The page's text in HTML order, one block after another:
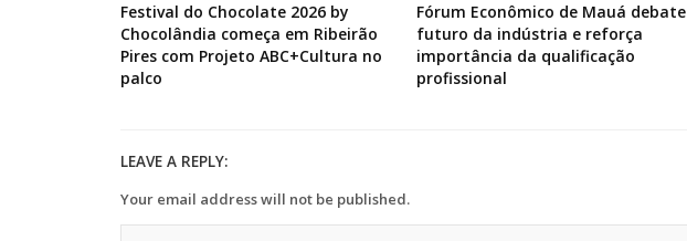
Festival do Chocolate 2026 by
Chocolândia começa em Ribeirão
Pires com Projeto ABC+Cultura no
palco
Fórum Econômico de Mauá debate
futuro da indústria e reforça
importância da qualificação
profissional
LEAVE A REPLY:
Your email address will not be published.